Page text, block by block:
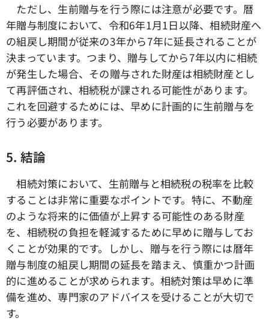
ただし、生前贈与を行う際には注意が必要です。暦
年贈与制度において、令和6年1月1日以降、相続財産へ
の組戻し期間が従来の3年から7年に延長されることが
決まっています。つまり、贈与してから7年以内に相続
が発生した場合、その贈与された財産は相続財産とし
て再評価され、相続税が課される可能性があります。
これを回避するためには、早めに計画的に生前贈与を
行う必要があります。
5. 結論
相続対策において、生前贈与と相続税の税率を比較
することは非常に重要なポイントです。特に、不動産
のような将来的に価値が上昇する可能性のある財産
を、相続税の負担を軽減するために早めに贈与してお
くことが効果的です。しかし、贈与を行う際には暦年
贈与制度の組戻し期間の延長を踏まえ、慎重かつ計画
的に進めることが求められます。相続対策は早めに準
備を進め、専門家のアドバイスを受けることが大切で
す。